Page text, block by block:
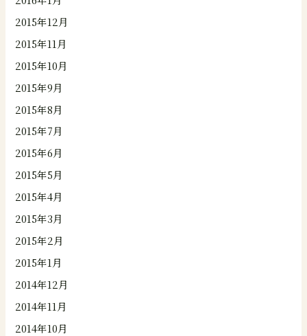
2015年12月
2015年11月
2015年10月
2015年9月
2015年8月
2015年7月
2015年6月
2015年5月
2015年4月
2015年3月
2015年2月
2015年1月
2014年12月
2014年11月
2014年10月